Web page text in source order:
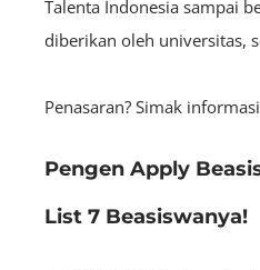
Talenta Indonesia sampai
diberikan oleh universitas,
Penasaran? Simak
Pengen Apply
List 7 Beasiswanya!